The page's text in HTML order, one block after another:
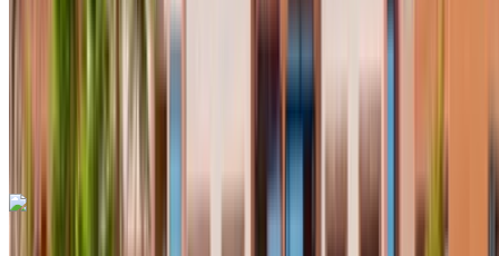
Assurance incluse
Aéroport Agadir, Agadir
WhatsApp